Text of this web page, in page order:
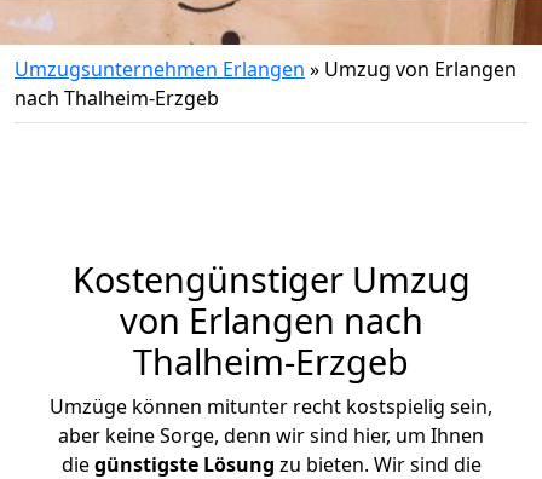
Umzugsunternehmen Erlangen » Umzug von Erlangen
nach Thalheim-Erzgeb
Kostengünstiger Umzug
von Erlangen nach
Thalheim-Erzgeb
Umzüge können mitunter recht kostspielig sein,
aber keine Sorge, denn wir sind hier, um Ihnen
diegünstigste Lösung zu bieten. Wir sind die